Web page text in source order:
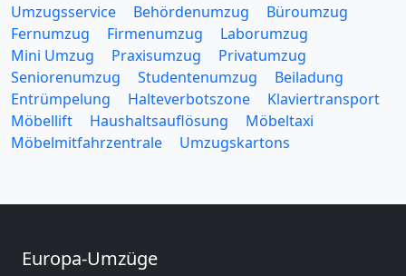
Umzugsservice Behördenumzug
Büroumzug
Fernumzug
Firmenumzug
Laborumzug
Mini Umzug
Praxisumzug
Privatumzug
Seniorenumzug
Studentenumzug
Beiladung
Entrümpelung
Halteverbotszone
Klaviertransport
Möbellift
Haushaltsauflösung
Möbeltaxi
Möbelmitfahrzentrale
Umzugskartons
Europa-Umzüge